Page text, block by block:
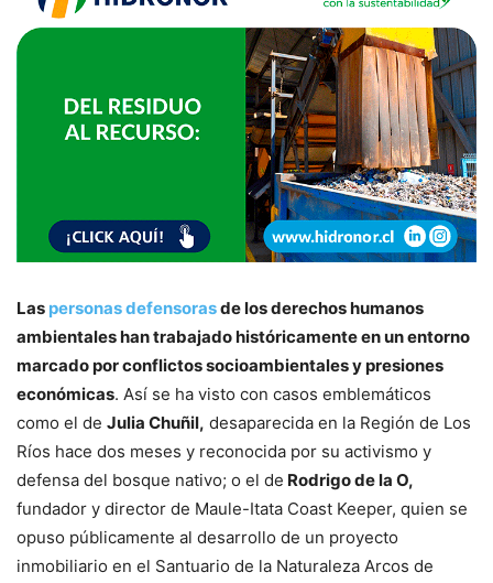
Las personas defensorasde los derechos humanos
ambientales han trabajado históricamente en un entorno
marcado por conflictos socioambientales y presiones
económicas. Así se ha visto con casos emblemáticos
como el de Julia Chuñil, desaparecida en la Región de Los
Ríos hace dos meses y reconocida por su activismo y
defensa del bosque nativo; o el de Rodrigo de la O,
fundador y director de Maule-Itata Coast Keeper, quien se
opuso públicamente al desarrollo de un proyecto
inmobiliario en el Santuario de la Naturaleza Arcos de